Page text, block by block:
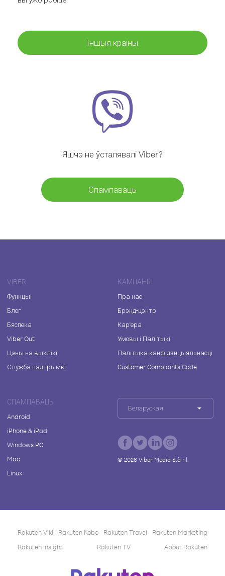
Іншыя краіны
Яшчэ не ўсталявалі Viber?
Спампаваць
VIBER
Функцыі
Блог
Бяспека
Viber Out
Цэны на выклікі
Служба падтрымкі
КАМПАНІЯ
Пра нас
Брэнд-цэнтр
Кар'ера
Умовы і Палітыкі
Палітыка канфідэнцыяльнасці
Customer Complaints Code
СПАМПАВАЦЬ
Android
iPhone & iPad
Windows PC
Mac
Linux
Беларуская
© 2026Viber Media S.à r.l.
Rakuten Viki Rakuten Kobo Rakuten Travel
Rakuten Marketing
Rakuten Insight
Rakuten TV About Rakuten